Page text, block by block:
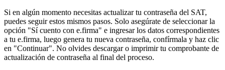
Si en algún momento necesitas actualizar tu contraseña del SAT,
puedes seguir estos mismos pasos. Solo asegúrate de seleccionar la
opción "Sí cuento con e.firma" e ingresar los datos correspondientes
a tu e.firma, luego genera tu nueva contraseña, confírmala y haz clic
en "Continuar". No olvides descargar o imprimir tu comprobante de
actualización de contraseña al final del proceso.